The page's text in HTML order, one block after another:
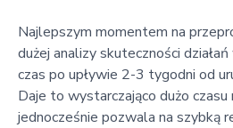
Najlepszym momentem na
dużej analizy skuteczności
czas po upływie 2-3 tygodni od
Daje to wystarczająco dużo czasu
jednocześnie pozwala na szybką